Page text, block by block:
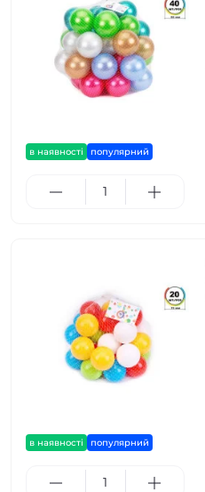
в наявності популярний
в наявності популярний